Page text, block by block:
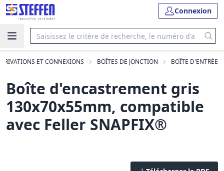
Connexion
ET CONNEXIONS BOÎTES DE JONCTION BOÎTE D'ENTRÉE
Boîte d'encastrement gris
130x70x55mm, compatible
avec Feller SNAPFIX®